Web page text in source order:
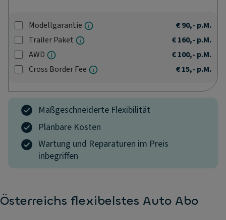
Modellgarantie € 90,- p.M.
Trailer Paket
€ 160,- p.M.
AWD
€ 100,- p.M.
Cross Border Fee
€ 15,- p.M.
Maßgeschneiderte Flexibilität
Planbare Kosten
Wartung und Reparaturen im Preis
inbegriffen
Österreichs flexibelstes Auto Abo